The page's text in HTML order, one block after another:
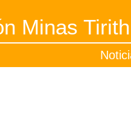
Minas Tirith